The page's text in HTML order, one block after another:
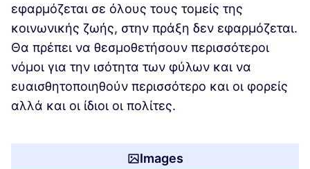
εφαρμόζεται σε όλους τους τομείς της
κοινωνικής ζωής, στην πράξη δεν εφαρμόζεται.
Θα πρέπει να θεσμοθετήσουν περισσότεροι
νόμοι για την ισότητα των φύλων και να
ευαισθητοποιηθούν περισσότερο και οι φορείς
αλλά και οι ίδιοι οι πολίτες.
Images